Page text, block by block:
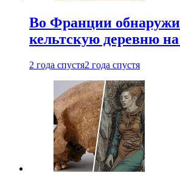
Во Франции
кельтскую деревню
2 года спустя2 года спустя